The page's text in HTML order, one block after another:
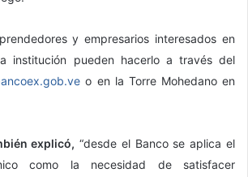
y empresarios interesados en
institución pueden hacerlo a través del
o en la Torre Mohedano en
explicó, “desde el Banco se aplica el
como la necesidad de satisfacer